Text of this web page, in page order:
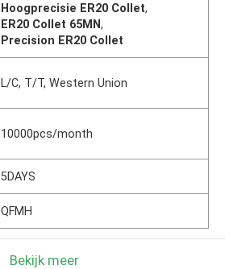
Hoogprecisie ER20 Collet,
ER20 Collet 65MN,
Precision ER20 Collet
L/C, T/T, Western Union
10000pcs/month
5DAYS
QFMH
Bekijk meer